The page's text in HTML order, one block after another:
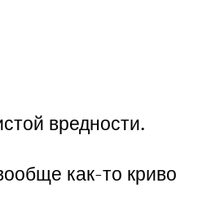
вредности.
как-то криво